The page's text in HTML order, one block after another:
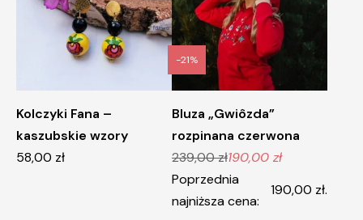
Kolczyki Fana –
kaszubskie wzory
58,00 zł
-21%
Bluza „Gwiôzda”
rozpinana czerwona
239,00zł
Pierwotna
cena
wynosiła:
190,00 zł
Aktualna
cena
wynosi:
Poprzednia
najniższa cena:
190,00 zł.